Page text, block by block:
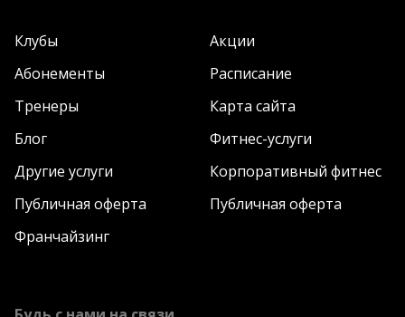
Клубы
Акции
Абонементы
Расписание
Тренеры
Карта сайта
Блог
Фитнес-услуги
Другие услуги
Корпоративный фитнес
Публичная оферта
Публичная оферта
Франчайзинг